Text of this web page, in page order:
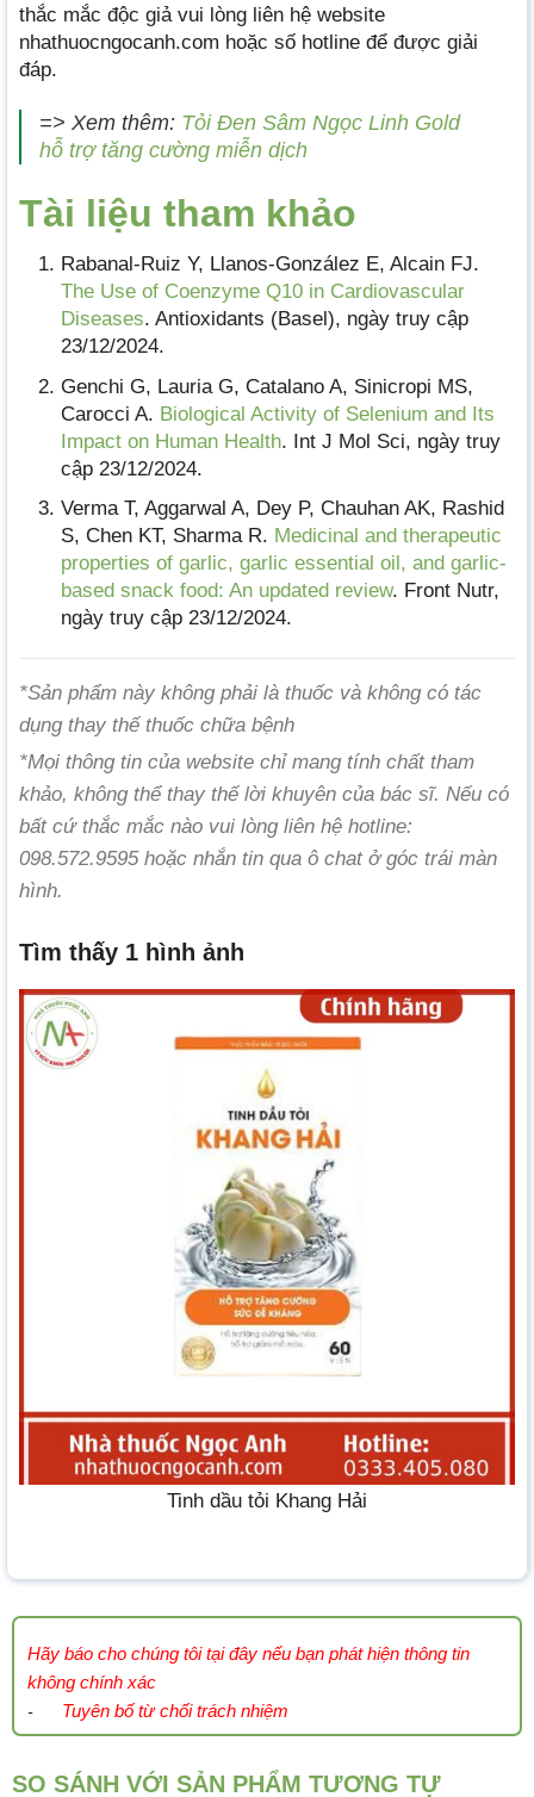
thắc mắc độc giả vui lòng liên hệ website
nhathuocngocanh.com hoặc số hotline để được giải
đáp.
=> Xem thêm: Tỏi Đen Sâm Ngọc Linh Gold
hỗ trợ tăng cường miễn dịch
Tài liệu tham khảo
Rabanal-Ruiz Y, Llanos-González E, Alcain FJ.
The Use of Coenzyme Q10 in Cardiovascular
Diseases. Antioxidants (Basel), ngày truy cập
23/12/2024.
Genchi G, Lauria G, Catalano A, Sinicropi MS,
Carocci A. Biological Activity of Selenium and Its
Impact on Human Health. Int J Mol Sci, ngày truy
cập 23/12/2024.
Verma T, Aggarwal A, Dey P, Chauhan AK, Rashid
S, Chen KT, Sharma R. Medicinal and therapeutic
properties of garlic, garlic essential oil, and garlic-
based snack food: An updated review. Front Nutr,
ngày truy cập 23/12/2024.
*Sản phẩm này không phải là thuốc và không có tác
dụng thay thế thuốc chữa bệnh
*Mọi thông tin của website chỉ mang tính chất tham
khảo, không thể thay thế lời khuyên của bác sĩ. Nếu có
bất cứ thắc mắc nào vui lòng liên hệ hotline:
098.572.9595 hoặc nhắn tin qua ô chat ở góc trái màn
hình.
Tìm thấy 1 hình ảnh
Tinh dầu tỏi Khang Hải
Hãy báo cho chúng tôi tại đây nếu bạn phát hiện thông tin
không chính xác
- Tuyên bố từ chối trách nhiệm
SO SÁNH VỚI SẢN PHẨM TƯƠNG TỰ